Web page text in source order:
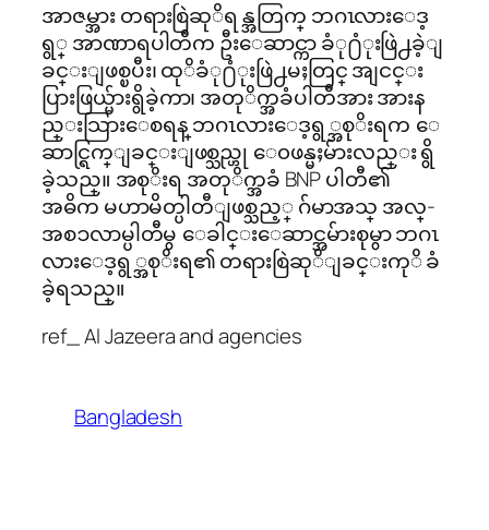
အာဇမ္အား တရားစြဲဆုိရန္အတြက္ ဘဂၤလားေဒ့
ရွ္ အာဏာရပါတီက ဦးေဆာင္ကာ ခံု႐ံုးဖြဲ႕ခဲ့ျ
ခင္းျဖစ္ၿပီး၊ ထုိခံု႐ံုးဖြဲ႕မႈတြင္ အျငင္း
ပြားဖြယ္မ်ားရွိခဲ့ကာ၊ အတုိက္အခံပါတီအား အားန
ည္းသြားေစရန္ ဘဂၤလားေဒ့ရွ္အစုိးရက ေ
ဆာင္ရြက္ျခင္းျဖစ္သည္ဟု ေ၀ဖန္မႈမ်ားလည္း ရွိ
ခဲ့သည္။ အစုိးရ အတုိက္အခံ BNP ပါတီ၏
အဓိက မဟာမိတ္ပါတီျဖစ္သည့္ ဂ်မာအသ္ အလ္-
အစၥလာမ္ပါတီမွ ေခါင္းေဆာင္အမ်ားစုမွာ ဘဂၤ
လားေဒ့ရွ္အစုိးရ၏ တရားစြဲဆုိျခင္းကုိ ခံ
ခဲ့ရသည္။
ref_ Al Jazeera and agencies
Bangladesh